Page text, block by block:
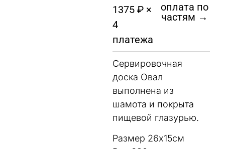
1375 ₽ ×
4
платежа
оплата по
частям →
Сервировочная
доска Овал
выполнена из
шамота и покрыта
пищевой глазурью.
Размер 26х15см